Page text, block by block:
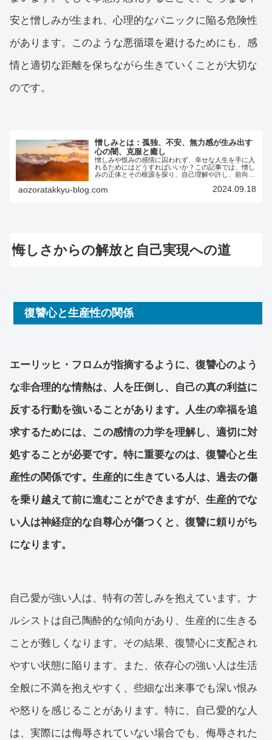
安と憎しみが生まれ、心理的なパニックに陥る危険性
があります。このような悪循環を避けるためにも、感
情と適切な距離を保ちながら生きていくことが大切な
のです。
憎しみとは：孤独、不安、無力感が生み出す
心の闇、克服と癒し
憎しみや恨みの感情に囚われず、幸せな人生を手に入
れるためにはどうすればいいか？この記事では、憎し
みの正体とその根源を探り、自己理解や許し、前向き
プを解説します。心の平穏と充実した人生への第一歩
aozoratakkyu-blog.com 2024.09.18
悔しさからの解放と自己実現への道
復讐心と生産性の関係
エーリッヒ・フロムが指摘するように、復讐心のよう
な非合理的な情熱は、人を圧倒し、自己の真の利益に
反する行動を強いることがあります。人生の幸福を追
求するためには、この感情の力学を理解し、適切に対
処することが必要です。特に重要なのは、復讐心と生
産性の関係です。生産的に生きている人は、過去の傷
を乗り越えて前に進むことができますが、生産的でな
い人は神経症的な自尊心が傷つくと、復讐に頼りがち
になります。
自己愛が強い人は、特有の苦しみを抱えています。ナ
ルシストは自己陶酔的な傾向があり、生産的に生きる
ことが難しくなります。その結果、復讐心に支配され
やすい状態に陥ります。また、依存心の強い人は生活
全般に不満を抱えやすく、些細な出来事でも深い恨み
や怒りを感じることがあります。特に、自己愛的な人
は、実際には侮辱されていない場合でも、侮辱された